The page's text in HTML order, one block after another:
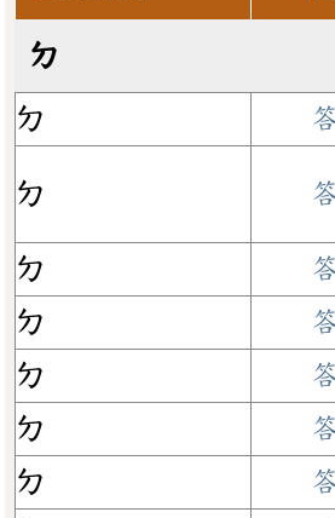
ㄉ
ㄉ
ㄉ
ㄉ
ㄉ
ㄉ
ㄉ
ㄉ